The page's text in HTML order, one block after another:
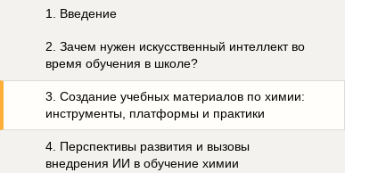
1 Введение
2 Зачем нужен искусственный интеллект во
время обучения в школе?
3 Создание учебных материалов по химии:
инструменты, платформы и практики
4 Перспективы развития и вызовы
внедрения ИИ в обучение химии